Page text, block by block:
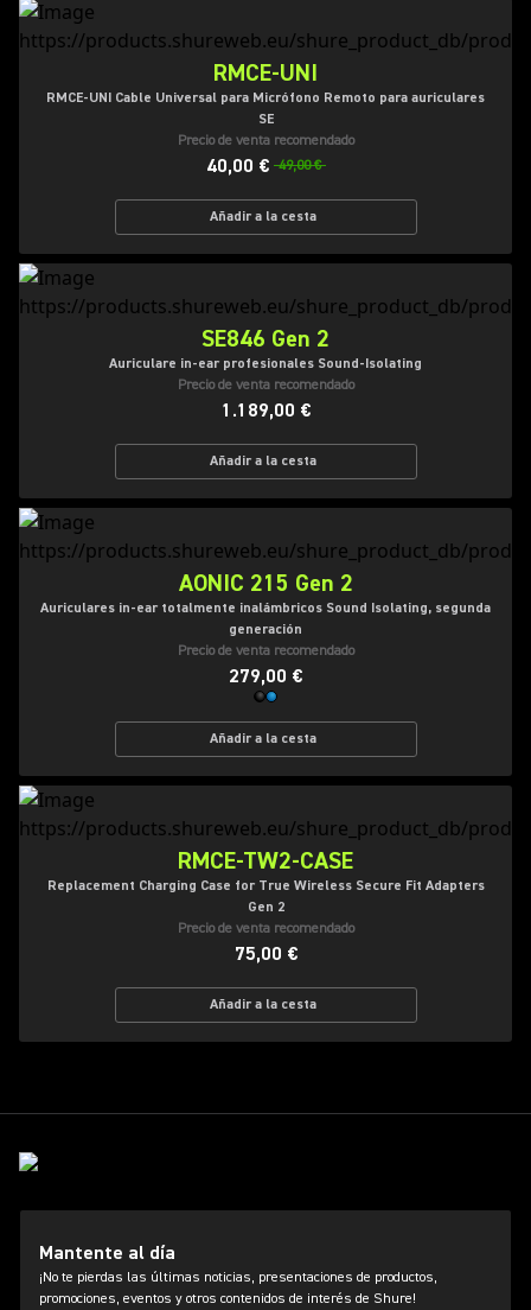
RMCE-UNI
RMCE-UNI Cable Universal para Micrófono Remoto para auriculares
SE
Precio de venta recomendado
40,00 € 49,00 €
Añadir a la cesta
SE846 Gen 2
Auriculare in-ear profesionales Sound-Isolating
Precio de venta recomendado
1.189,00 €
Añadir a la cesta
AONIC 215 Gen 2
Auriculares in-ear totalmente inalámbricos Sound Isolating, segunda
generación
Precio de venta recomendado
279,00 €
Añadir a la cesta
RMCE-TW2-CASE
Replacement Charging Case for True Wireless Secure Fit Adapters
Gen 2
Precio de venta recomendado
75,00 €
Añadir a la cesta
Mantente al día
¡No te pierdas las últimas noticias, presentaciones de productos,
promociones, eventos y otros contenidos de interés de Shure!